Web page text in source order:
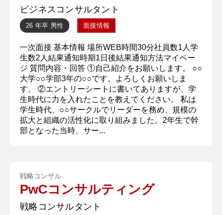
ビジネスコンサルタント
26 年卒 男性 面接情報
一次面接 基本情報 場所WEB時間30分社員数1人学
生数2人結果通知時期1日後結果通知方法マイペー
ジ 質問内容・回答 ①自己紹介をお願いします。 ○○
大学○○学部3年の○○です。よろしくお願いしま
す。 ②エントリーシートに書いてありますが、学
生時代に力を入れたことを教えてください。 私は
学生時代、○○サークルでリーダーを務め、規模の
拡大と組織の活性化に取り組みました。2年生で幹
部となった当時、サー...
戦略コンサル
PwCコンサルティング
戦略コンサルタント